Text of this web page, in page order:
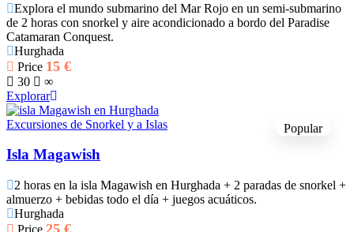
Explora el mundo submarino del Mar Rojo en un semi-submarino
de 2 horas con snorkel y aire acondicionado a bordo del Paradise
Catamaran Conquest.
Hurghada
Price 15 €
30
∞
Explorar
Popular
Excursiones de Snorkel y a Islas
Isla Magawish
2 horas en la isla Magawish en Hurghada + 2 paradas de snorkel +
almuerzo + bebidas todo el día + juegos acuáticos.
Hurghada
Price